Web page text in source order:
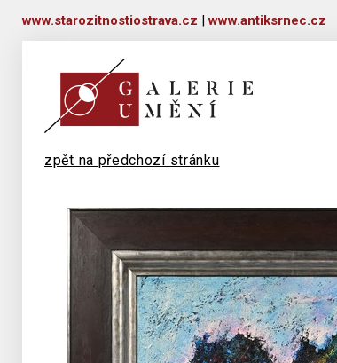
www.starozitnostiostrava.cz |www.antiksrnec.cz
zpět na předchozí stránku